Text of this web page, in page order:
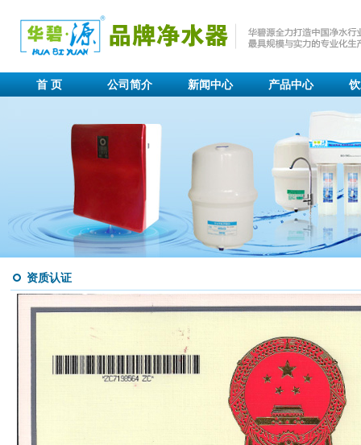
首 页 公司简介 新闻中心 产品中心
资质认证